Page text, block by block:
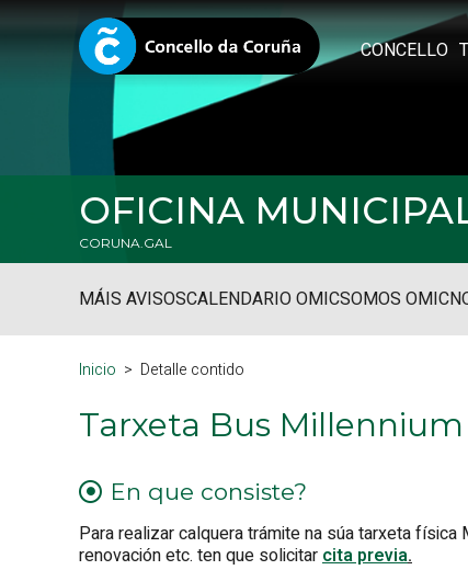
CONCELLO
OFICINA
CORUNA.GAL
MÁIS AVISOSCALENDARIO OMICSOMOS OMIC
Inicio Detalle contido
Tarxeta Bus Millennium
En que consiste?
Para realizar calquera trámite na súa tarxeta
renovación etc. ten que solicitarcita previa.